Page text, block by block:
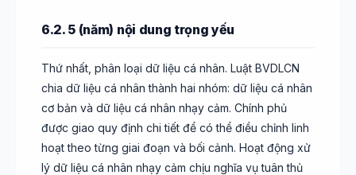
6.2. 5 (năm) nội dung trọng yếu
Thứ nhất, phân loại dữ liệu cá nhân. Luật BVDLCN
chia dữ liệu cá nhân thành hai nhóm: dữ liệu cá nhân
cơ bản và dữ liệu cá nhân nhạy cảm. Chính phủ
được giao quy định chi tiết để có thể điều chỉnh linh
hoạt theo từng giai đoạn và bối cảnh. Hoạt động xử
lý dữ liệu cá nhân nhạy cảm chịu nghĩa vụ tuân thủ